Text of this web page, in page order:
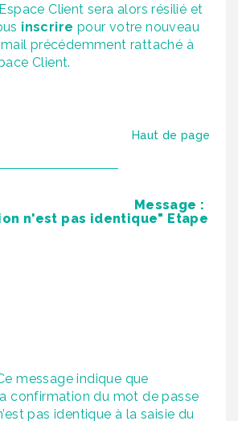
Client sera alors résilié et
inscrire pour votre nouveau
précédemment rattaché à
Client.
Haut de page
Message :
n'est pas identique" Etape
message indique que
confirmation du mot de passe
pas identique à la saisie du